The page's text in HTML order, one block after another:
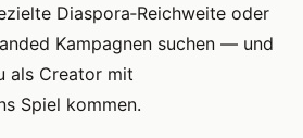
Diaspora‑Reichweite oder
Kampagnen suchen — und
als Creator mit
Spiel kommen.